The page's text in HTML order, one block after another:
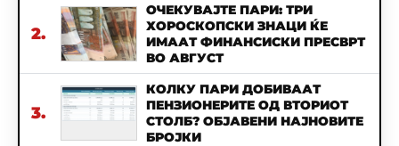
2.
ОЧЕКУВАЈТЕ ПАРИ: ТРИ
ХОРОСКОПСКИ ЗНАЦИ ЌЕ
ИМААТ ФИНАНСИСКИ ПРЕСВРТ
ВО АВГУСТ
3.
КОЛКУ ПАРИ ДОБИВААТ
ПЕНЗИОНЕРИТЕ ОД ВТОРИОТ
СТОЛБ? ОБЈАВЕНИ НАЈНОВИТЕ
БРОЈКИ